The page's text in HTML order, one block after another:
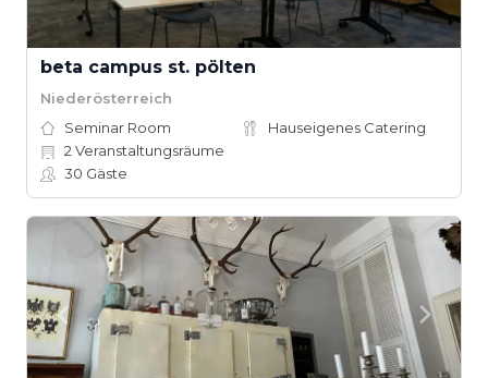
beta campus st. pölten
Niederösterreich
Seminar Room
Hauseigenes Catering
2 Veranstaltungsräume
30 Gäste